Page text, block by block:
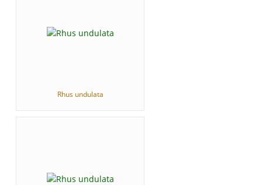
Rhus undulata